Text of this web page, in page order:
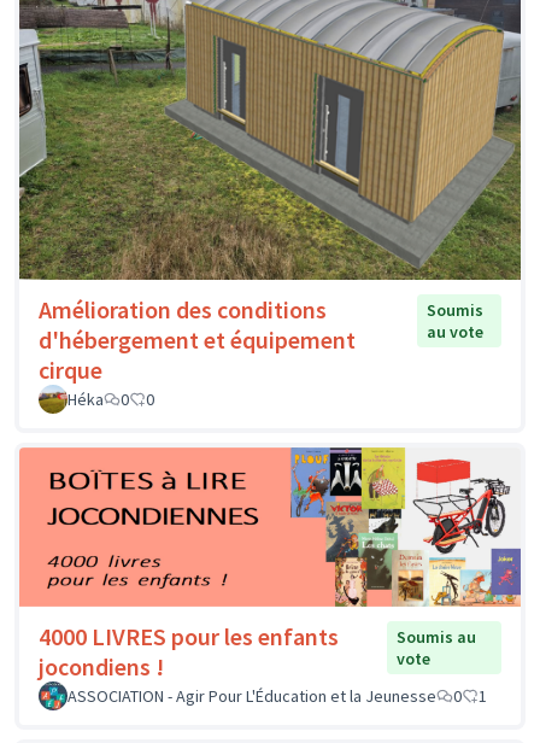
Amélioration des conditions
d'hébergement et équipement
cirque
Soumis
au vote
Héka 0 0
4000 LIVRES pour les enfants
jocondiens !
Soumis au
vote
ASSOCIATION - Agir Pour L'Éducation et la Jeunesse
0 1